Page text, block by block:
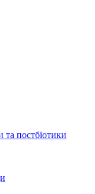
та постбіотики